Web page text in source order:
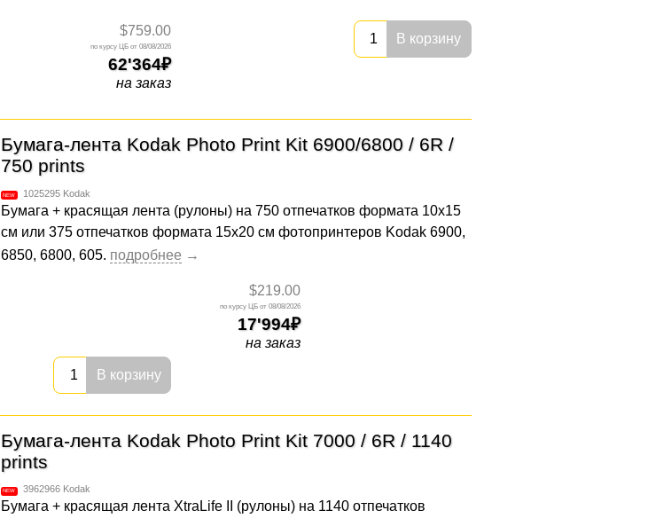
$759.00
08/08/2026
62'364
на заказ
В корзину
Бумага-лента Kodak Photo Print Kit 6900/6800 / 6R /
750 prints
1025295Kodak
Бумага + красящая лента (рулоны) на 750 отпечатков формата 10x15
см или 375 отпечатков формата 15x20 см фотопринтеров Kodak 6900,
6850, 6800, 605.
$219.00
08/08/2026
17'994
на заказ
В корзину
Бумага-лента Kodak Photo Print Kit 7000 / 6R / 1140
prints
3962966Kodak
Бумага + красящая лента XtraLife II (рулоны) на 1140 отпечатков